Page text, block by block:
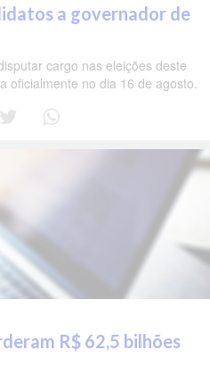
a governador de
cargo nas eleições deste
oficialmente no dia 16 de agosto.
R$ 62,5 bilhões